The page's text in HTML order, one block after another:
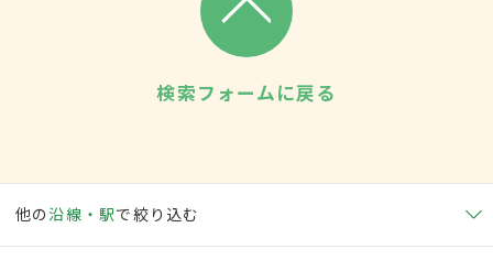
検索フォームに戻る
他の沿線・駅で絞り込む